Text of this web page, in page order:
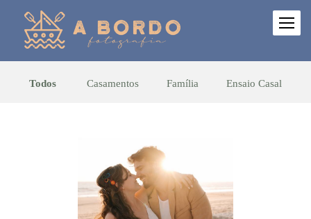
Todos Casamentos Família Ensaio Casal